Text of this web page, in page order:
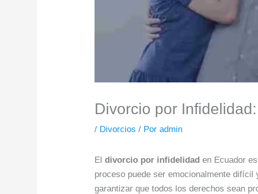
Divorcio por
/ Divorcios / Poradmin
Eldivorcio por infidelidad en Ecuador
proceso puede ser emocionalmente
garantizar que todos los derechos sean